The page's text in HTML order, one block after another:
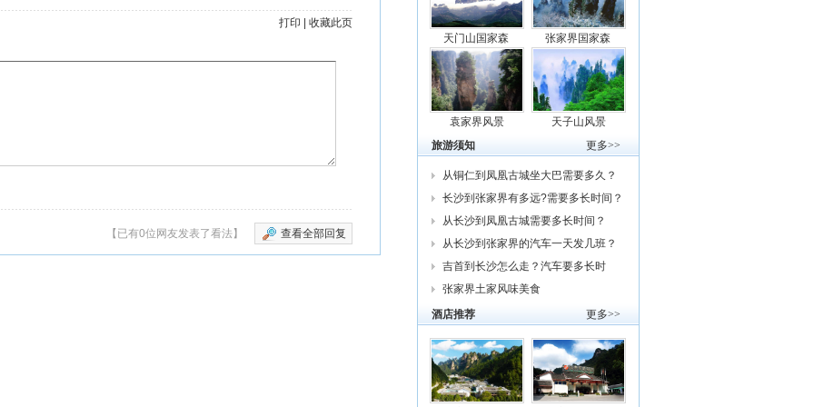
打印
收藏此页
查看全部回复
【已有0位网友发表了看法】
天门山国家森 张家界国家森
袁家界风景
天子山风景
更多>>
旅游须知
从铜仁到凤凰古城坐大巴需要多久？
车费
长沙到张家界有多远?需要多长时间？
从
从长沙到凤凰古城需要多长时间？
从长沙到张家界的汽车一天发几班？
需要
吉首到长沙怎么走？汽车要多长时
间？我
张家界土家风味美食
更多>>
酒店推荐